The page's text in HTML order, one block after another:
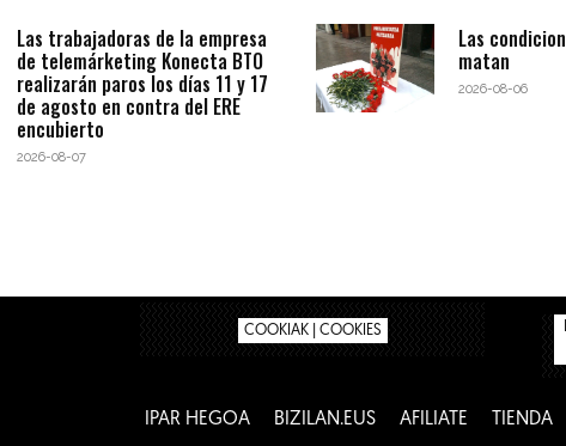
Las trabajadoras de la empresa
de telemárketing Konecta BTO
realizarán paros los días 11 y 17
de agosto en contra del ERE
encubierto
2026-08-07
Las
matan
2026-08-06
COOKIAK | COOKIES
IPAR HEGOA BIZILAN.EUS AFÍLIATE TIENDA